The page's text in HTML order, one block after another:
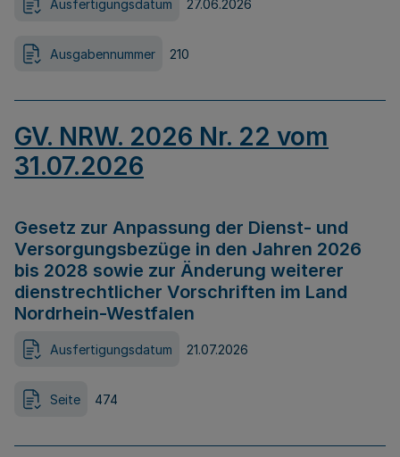
Ausfertigungsdatum 27.06.2026
Ausgabennummer 210
GV. NRW. 2026 Nr. 22 vom
31.07.2026
Gesetz zur Anpassung der Dienst- und
Versorgungsbezüge in den Jahren 2026
bis 2028 sowie zur Änderung weiterer
dienstrechtlicher Vorschriften im Land
Nordrhein-Westfalen
Ausfertigungsdatum 21.07.2026
Seite 474